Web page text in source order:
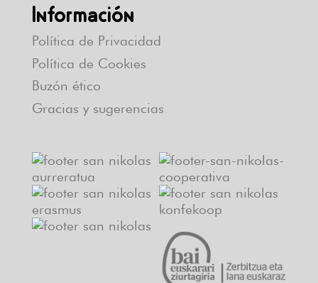
Información
Política de Privacidad
Política de Cookies
Buzón ético
Gracias y sugerencias